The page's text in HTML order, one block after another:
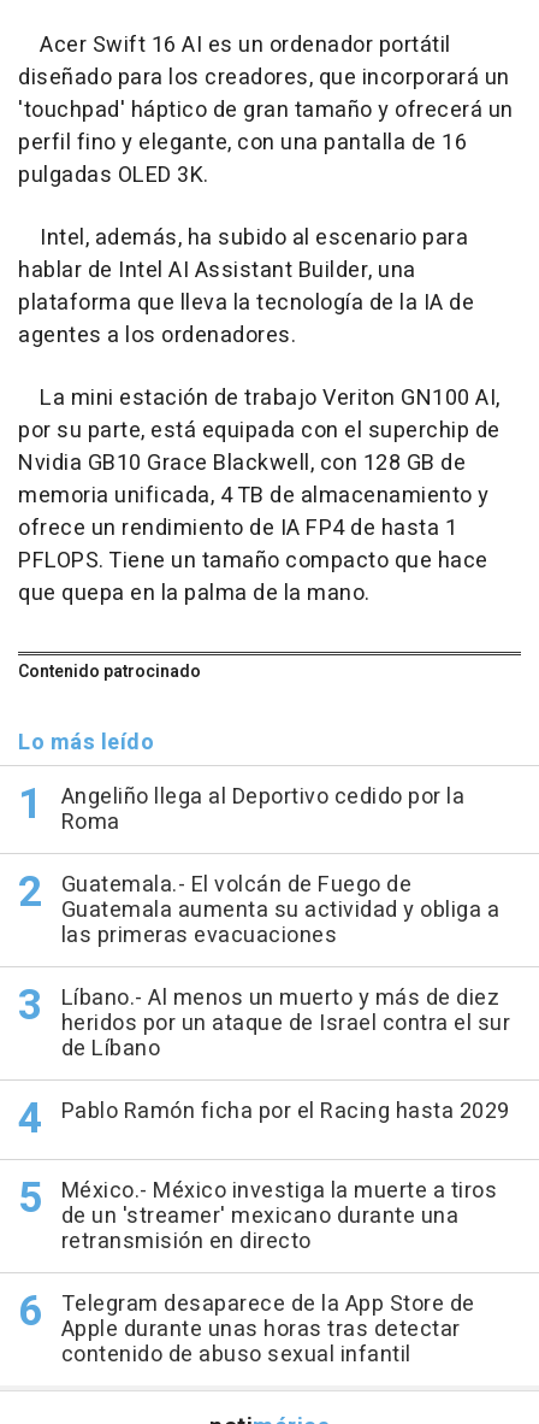
Acer Swift 16 AI es un ordenador portátil
diseñado para los creadores, que incorporará un
'touchpad' háptico de gran tamaño y ofrecerá un
perfil fino y elegante, con una pantalla de 16
pulgadas OLED 3K.
Intel, además, ha subido al escenario para
hablar de Intel AI Assistant Builder, una
plataforma que lleva la tecnología de la IA de
agentes a los ordenadores.
La mini estación de trabajo Veriton GN100 AI,
por su parte, está equipada con el superchip de
Nvidia GB10 Grace Blackwell, con 128 GB de
memoria unificada, 4 TB de almacenamiento y
ofrece un rendimiento de IA FP4 de hasta 1
PFLOPS. Tiene un tamaño compacto que hace
que quepa en la palma de la mano.
Contenido patrocinado
Lo más leído
Angeliño llega al Deportivo cedido por la
Roma
Guatemala.- El volcán de Fuego de
Guatemala aumenta su actividad y obliga a
las primeras evacuaciones
Líbano.- Al menos un muerto y más de diez
heridos por un ataque de Israel contra el sur
de Líbano
Pablo Ramón ficha por el Racing hasta 2029
México.- México investiga la muerte a tiros
de un 'streamer' mexicano durante una
retransmisión en directo
Telegram desaparece de la App Store de
Apple durante unas horas tras detectar
contenido de abuso sexual infantil